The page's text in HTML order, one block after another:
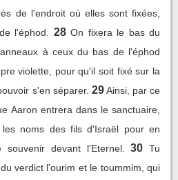
de l'endroit où elles sont fixées,
l'éphod.
28 On fixera le bas du
à ceux du bas de l'éphod
violette, pour qu'il soit fixé sur la
s'en séparer. 29 Ainsi, par ce
Aaron entrera dans le sanctuaire,
noms des fils d'Israël pour en
souvenir devant l'Eternel.
30 Tu
verdict l'ourim et le toummim, qui